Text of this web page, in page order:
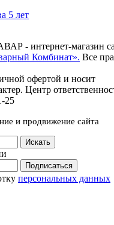
5 лет
- интернет-магазин
Комбинат». Все
офертой и носит
Центр
25
и продвижение сайта
Подписаться
персональных данных